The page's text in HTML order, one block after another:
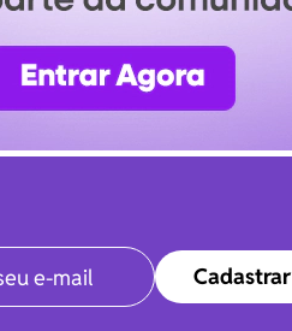
Cadastrar